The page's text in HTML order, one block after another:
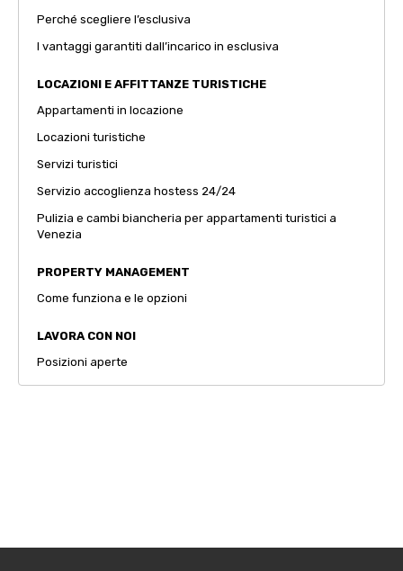
Perché scegliere l’esclusiva
I vantaggi garantiti dall’incarico in esclusiva
LOCAZIONI E AFFITTANZE TURISTICHE
Appartamenti in locazione
Locazioni turistiche
Servizi turistici
Servizio accoglienza hostess 24/24
Pulizia e cambi biancheria per appartamenti turistici a
Venezia
PROPERTY MANAGEMENT
Come funziona e le opzioni
LAVORA CON NOI
Posizioni aperte